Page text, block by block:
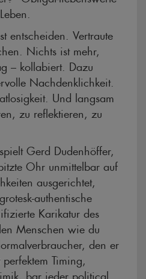
entscheiden. Vertraute
Nichts ist mehr,
– kollabiert. Dazu
Nachdenklichkeit.
Und langsam
zu reflektieren, zu
Gerd Dudenhöffer,
Ohr unmittelbar auf
ausgerichtet,
authentische
Karikatur des
Menschen wie du
den er
Timing,
bar jeder political